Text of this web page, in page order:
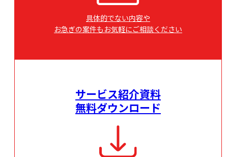
具体的でない内容や
お急ぎの案件もお気軽にご相談ください
サービス紹介資料
無料ダウンロード